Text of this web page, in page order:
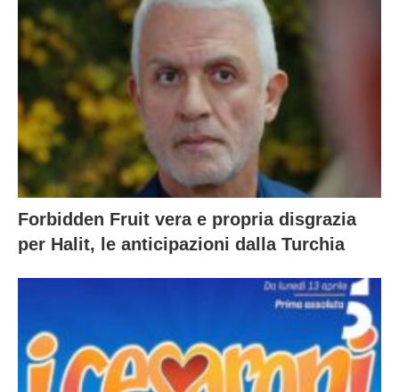
Forbidden Fruit vera e propria disgrazia
per Halit, le anticipazioni dalla Turchia